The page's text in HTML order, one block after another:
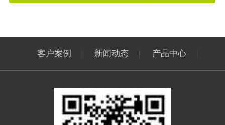
客户案例 | 新闻动态 | 产品中心 |